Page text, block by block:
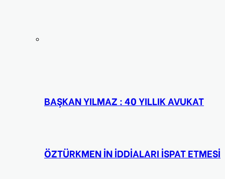
BAŞKAN YILMAZ : 40 YILLIK AVUKAT
ÖZTÜRKMEN İN İDDİALARI İSPAT ETMESİ